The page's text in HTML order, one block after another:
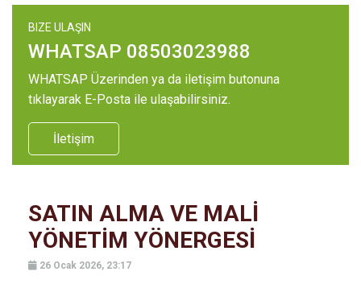
BIZE ULAŞIN
WHATSAP 08503023988
WHATSAP Üzerinden ya da iletişim butonuna
tıklayarak E-Posta ile ulaşabilirsiniz.
İletişim
SATIN ALMA VE MALİ
YÖNETİM YÖNERGESİ
26 Ocak 2026, 23:17